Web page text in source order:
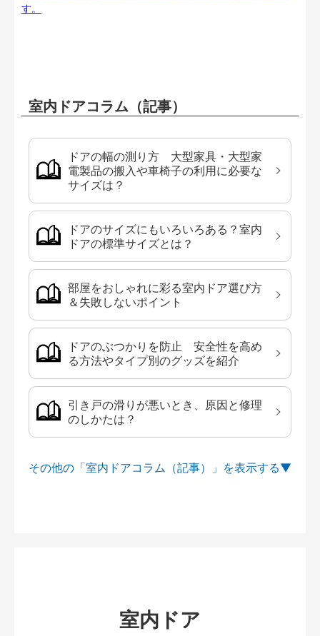
す。
室内ドアコラム（記事）
ドアの幅の測り方 大型家具・大型家
電製品の搬入や車椅子の利用に必要な
サイズは？
ドアのサイズにもいろいろある？室内
ドアの標準サイズとは？
部屋をおしゃれに彩る室内ドア選び方
＆失敗しないポイント
ドアのぶつかりを防止 安全性を高め
る方法やタイプ別のグッズを紹介
引き戸の滑りが悪いとき、原因と修理
のしかたは？
その他の「室内ドアコラム（記事）」を
室内ドア